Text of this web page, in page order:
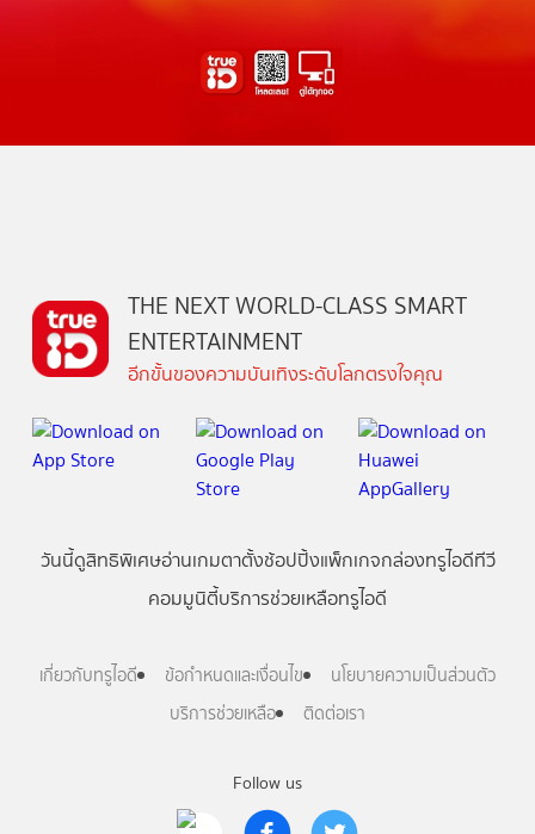
Follow us
THE NEXT WORLD-CLASS SMART
ENTERTAINMENT
อีกขั้นของความบันเทิงระดับโลกตรงใจคุณ
วันนี้ดูสิทธิพิเศษอ่านเกมตาตั้งช้อปปิ้งแพ็กเกจกล่องทรูไอดีทีวี
คอมมูนิตี้บริการช่วยเหลือทรูไอดี
เกี่ยวกับทรูไอดี ข้อกำหนดและเงื่อนไข
นโยบายความเป็นส่วนตัว
บริการช่วยเหลือ
ติดต่อเรา